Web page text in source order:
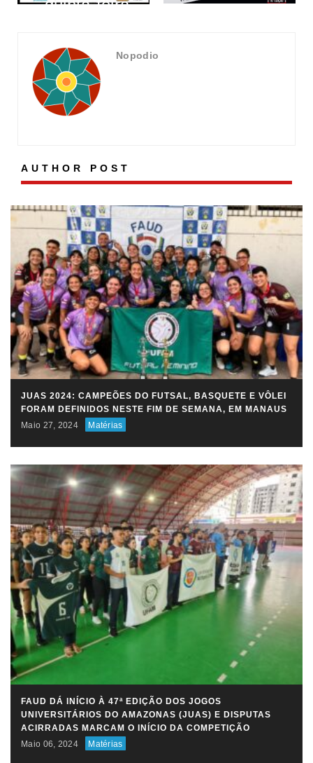
quinta-feira
Nopodio
AUTHOR POST
JUAS 2024: CAMPEÕES DO FUTSAL, BASQUETE E VÔLEI
FORAM DEFINIDOS NESTE FIM DE SEMANA, EM MANAUS
Maio 27, 2024
Matérias
FAUD DÁ INÍCIO À 47ª EDIÇÃO DOS JOGOS
UNIVERSITÁRIOS DO AMAZONAS (JUAS) E DISPUTAS
ACIRRADAS MARCAM O INÍCIO DA COMPETIÇÃO
Maio 06, 2024
Matérias